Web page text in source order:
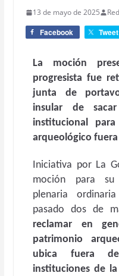
13 de mayo de 2025
Facebook Tweet
La moción
progresista fue
junta de
insular de
institucional
arqueológico fuera
Iniciativa por La
moción para
plenaria
pasado dos de
reclamar en
patrimonio
ubica fuera
instituciones de